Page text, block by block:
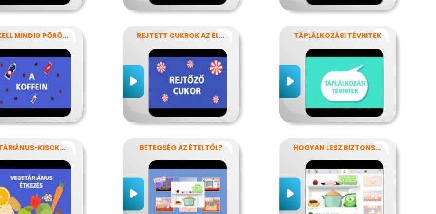
NEM KELL MINDIG PÖRÖGNI REJTETT CUKROK AZ ÉLELMISZEREINKBEN TÁPLÁLKOZÁSI TÉVHITEK
VEGETÁRIÁNUS-KISOKOS BETEGSÉG AZ ÉTELTŐL? HOGYAN LESZ BIZTONSÁGOS, AMIT MEGESZEL?